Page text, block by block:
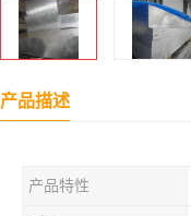
产品描述
产品特性